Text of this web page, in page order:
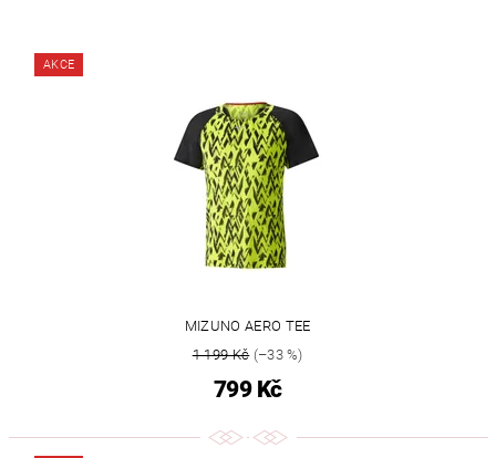
AKCE
MIZUNO AERO TEE
1 199 Kč(–33 %)
799 Kč